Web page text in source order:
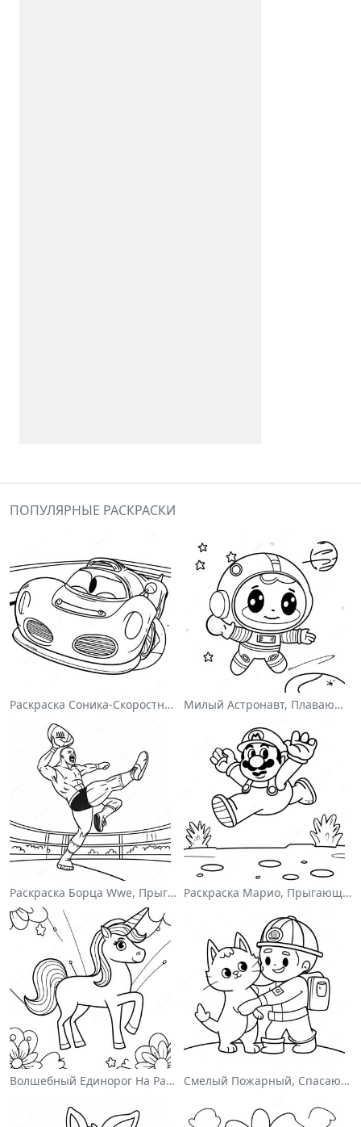
ПОПУЛЯРНЫЕ РАСКРАСКИ
Раскраска Соника-Скоростного Гонщика Милый Астронавт, Плавающий В Космосе На Раскраске
Раскраска Борца Wwe, Прыгающего На Соперника Раскраска Марио, Прыгающего Через Гумбасов
Волшебный Единорог На Раскраске С Радугой Смелый Пожарный, Спасающий Кота Раскраска